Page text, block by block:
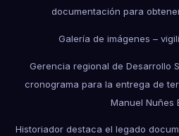
documentación para
Galería de imágenes –
Gerencia regional de Desarrollo
cronograma para la entrega de
Manuel Nuñes
Historiador destaca el legado